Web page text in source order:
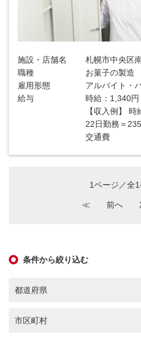
施設・店舗名
札幌市中央区
職種
お菓子の製造
雇用形態
アルバイト・
給与
時給：1,340円
【収入例】
22日勤務＝
交通費
1ページ／全
≪ 前へ
条件から絞り込む
都道府県
市区町村